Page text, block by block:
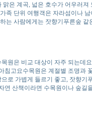
은 계곡, 넓은 호수가 어우러
족 단위 여행객은 자라섬이나
는 사람에게는 잣향기푸른숲
원은 비교 대상이 자주 되는
침고요수목원은 계절별 조명과
로 가볍게 들르기 좋고, 잣향
연 산책이라면 수목원이나 숲